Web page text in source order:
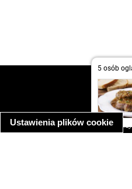
Ustawienia plików cookie
5 osób
informacja
informacja o